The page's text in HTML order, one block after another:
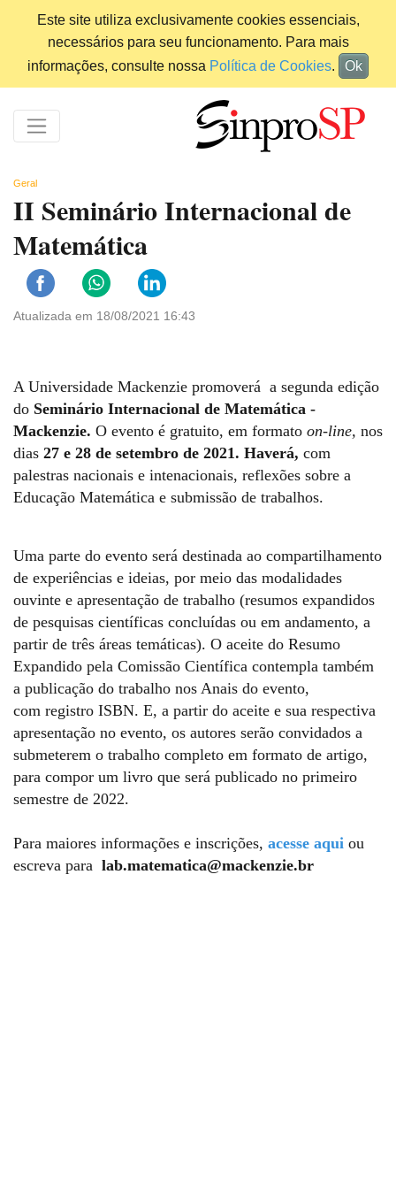
Este site utiliza exclusivamente cookies essenciais,
necessários para seu funcionamento. Para mais
informações, consulte nossa Política de Cookies. Ok
Geral
II Seminário Internacional de
Matemática
Atualizada em 18/08/2021 16:43
A Universidade Mackenzie promoverá a segunda edição
do Seminário Internacional de Matemática -
Mackenzie. O evento é gratuito, em formato on-line, nos
dias 27 e 28 de setembro de 2021. Haverá, com
palestras nacionais e intenacionais, reflexões sobre a
Educação Matemática e submissão de trabalhos.
Uma parte do evento será destinada ao compartilhamento
de experiências e ideias, por meio das modalidades
ouvinte e apresentação de trabalho (resumos expandidos
de pesquisas científicas concluídas ou em andamento, a
partir de três áreas temáticas). O aceite do Resumo
Expandido pela Comissão Científica contempla também
a publicação do trabalho nos Anais do evento,
com registro ISBN. E, a partir do aceite e sua respectiva
apresentação no evento, os autores serão convidados a
submeterem o trabalho completo em formato de artigo,
para compor um livro que será publicado no primeiro
semestre de 2022.
Para maiores informações e inscrições, acesse aqui ou
escreva para lab.matematica@mackenzie.br